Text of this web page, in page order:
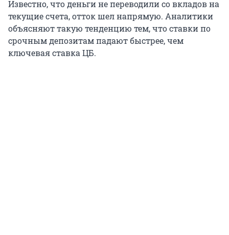
Известно, что деньги не переводили со вкладов на
текущие счета, отток шел напрямую. Аналитики
объясняют такую тенденцию тем, что ставки по
срочным депозитам падают быстрее, чем
ключевая ставка ЦБ.